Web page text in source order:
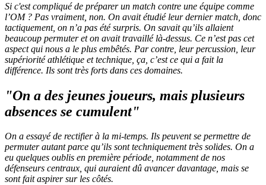
Si c'est compliqué de préparer un match contre une équipe comme
l’OM ? Pas vraiment, non. On avait étudié leur dernier match, donc
tactiquement, on n’a pas été surpris. On savait qu’ils allaient
beaucoup permuter et on avait travaillé là-dessus. Ce n’est pas cet
aspect qui nous a le plus embêtés. Par contre, leur percussion, leur
supériorité athlétique et technique, ça, c’est ce qui a fait la
différence. Ils sont très forts dans ces domaines.
"On a des jeunes joueurs, mais plusieurs
absences se cumulent"
On a essayé de rectifier à la mi-temps. Ils peuvent se permettre de
permuter autant parce qu’ils sont techniquement très solides. On a
eu quelques oublis en première période, notamment de nos
défenseurs centraux, qui auraient dû avancer davantage, mais se
sont fait aspirer sur les côtés.